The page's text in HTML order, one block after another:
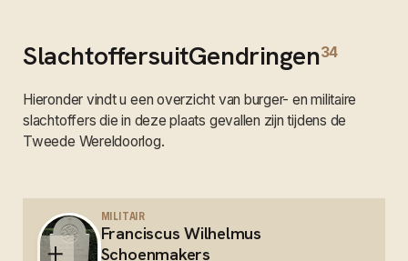
SlachtoffersuitGendringen34
Hieronder vindt u een overzicht van burger- en militaire
slachtoffers die in deze plaats gevallen zijn tijdens de
Tweede Wereldoorlog.
MILITAIR
Franciscus Wilhelmus
Schoenmakers